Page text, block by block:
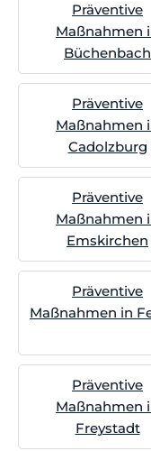
Präventive
Maßnahmen
Büchenbach
Präventive
Maßnahmen
Cadolzburg
Präventive
Maßnahmen
Emskirchen
Präventive
Maßnahmen in
Präventive
Maßnahmen
Freystadt